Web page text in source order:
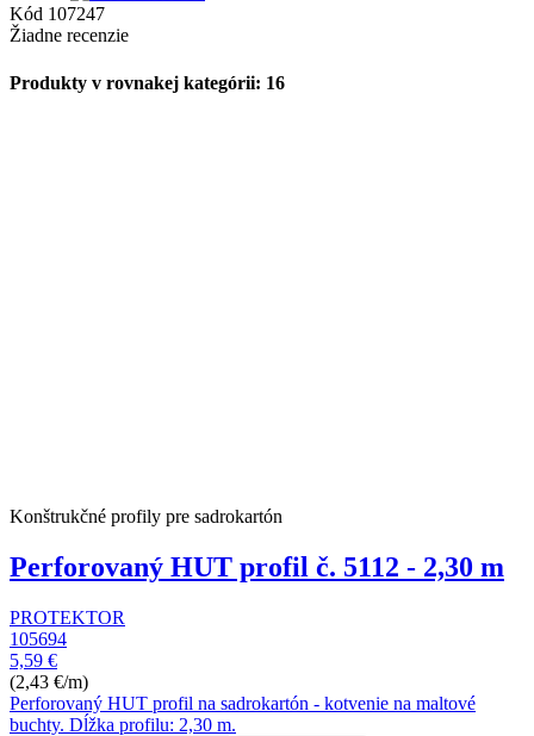
Kód 107247
Žiadne recenzie
Produkty v rovnakej kategórii: 16
Konštrukčné profily pre sadrokartón
Perforovaný HUT profil č. 5112 - 2,30 m
PROTEKTOR
105694
5,59 €
(2,43 €/m)
Perforovaný HUT profil na sadrokartón - kotvenie na maltové
buchty. Dĺžka profilu: 2,30 m.